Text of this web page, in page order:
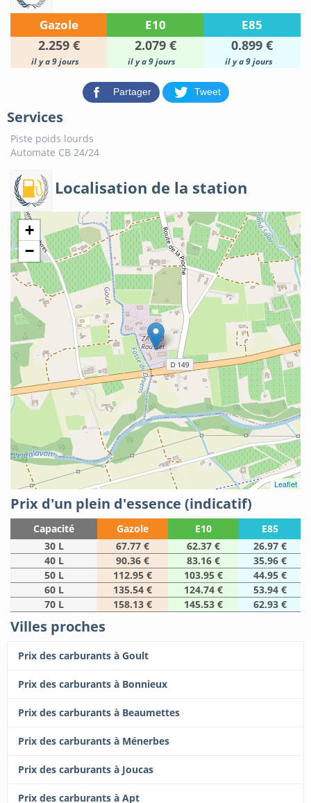
Gazole E10 E85
2.259 € 2.079 € 0.899 €
il y a 9 jours il y a 9 jours il y a 9 jours
Partager Tweet
Services
Piste poids lourds
Automate CB 24/24
Localisation de la station
+
−
Leaflet
Prix d'un plein d'essence (indicatif)
Capacité Gazole E10
E85
30 L
67.77 € 62.37 €
26.97 €
40 L
90.36 € 83.16 €
35.96 €
50 L
112.95 € 103.95 €
44.95 €
60 L
135.54 € 124.74 €
53.94 €
70 L
158.13 € 145.53 € 62.93 €
Villes proches
Prix des carburants à Goult
Prix des carburants à Bonnieux
Prix des carburants à Beaumettes
Prix des carburants à Ménerbes
Prix des carburants à Joucas
Prix des carburants à Apt